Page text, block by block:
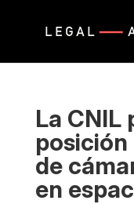
La CNIL
de
en